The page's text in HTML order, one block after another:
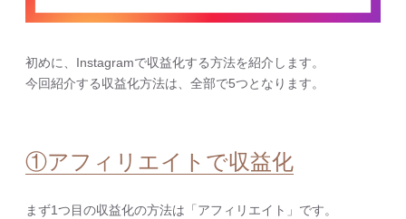
初めに、Instagramで収益化する方法を紹介します。
今回紹介する収益化方法は、全部で5つとなります。
①アフィリエイトで収益化
まず1つ目の収益化の方法は「アフィリエイト」です。